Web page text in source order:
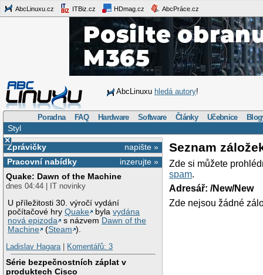
AbcLinuxu.cz ITBiz.cz HDmag.cz AbcPráce.cz
AbcLinuxu hledá autory!
Poradna FAQ Hardware Software Články Učebnice
Styl
×
napište »
Zprávičky
inzerujte »
Pracovní nabídky
Quake: Dawn of the Machine
dnes 04:44 | IT novinky
U příležitosti 30. výročí vydání
počítačové hryQuake bylavydána
nová epizoda
s názvem Dawn of the
Machine
(Steam ).
Ladislav Hagara| Komentářů: 3
Série bezpečnostních záplat v
produktech Cisco
Seznam
Zde si můžete
spam.
Adresář: /New/New
Zde nejsou žádné